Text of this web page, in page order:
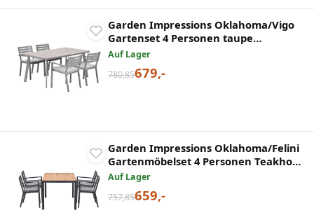
Garden Impressions Oklahoma/Vigo
Gartenset 4 Personen taupe
stapelbare Stühle 160 cm
Auf Lager
780,85679,-
Garden Impressions Oklahoma/Felini
Gartenmöbelset 4 Personen Teakholz-
Optik Tisch 160 cm
Auf Lager
757,85659,-